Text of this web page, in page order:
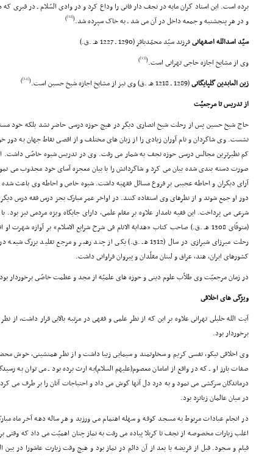
برده است. این استاد گران مایه در نجف دار فانى را وداع کرد و در وادى السّلام ـ در قبرى
و در هر پنجشنبه و جمعه داخل در آن مى شد ـ به خاک سپرده شد.(
[12]
)
سیّد اسدالله اصفهانىفرزند سیّد محمّدباقر (1290 ـ 1227 هـ .ق.)
وى از مشایخ اجازه حاجى تهرانى است.(
[13]
)
زین العابدین گلپایگانى(1289 ـ 1218 هـ .ق) وى نیز از مشایخ اجازه شیخ حسین است. (
[14]
)
از تدریس تا مرجعیّت
حاج شیخ حسین پس از رحلت شیخ انصارى دیگر در هیچ حوزه درسى حاضر نشد بلکه خود
نشست. وى شاگردان و نام آوران زیادى را از زبان هاى مختلف و از اقصى نقاط جهان به
کم نظیرترین مجالس درسى حوزه نجف به شمار مى رفت. وى در تدریس شیوه خاصّى داشت. او
صورت دسته بندى شده بیان مى کرد و شاگردانش را با بیان معجزه آساى خود مجذوب مى
آراى دیگران و احاطه عجیبى بر فروع مسائل فقهیه داشت. شیوه خاص و احاطه وى باعث شده
دور او جمع شوند و از نظرهاى وى استفاده کنند. در اواخر عمر مبارک بجز درس فقه درس
شرعى مى پرداخت. این فقیه نامدار علاوه بر مقام علمى، داراى جایگاه ویژه مردمى نیز
(متوفّاى 1308 هـ .ق.) صاحب کتاب «هدایة الانام فى شرح شرایع الاسلام» بر آوازه
رحلت میرزاى شیرازى در سال (1312 هـ .ق.) یکى از چند رهبر و مرجع
کشورهاى ایران، هند، عراق و لبنان مقلّدان و پیروان فراوانى داشت.
در زمان مرجعیّت وى طلاّب علوم دینى و حوزه هاى علمیّه از مجد و عظمت خاصّى برخوردار
ویژگى هاى اخلاقى
آیت الله خلیلى تهرانى علاوه بر این که از نظر علمى و فقهى در مرتبه بالایى قرار داشت، از
برخوردار بود.
وى اخلاقى نیکو، نفسى کریم و سخاوتمند و سیمایى زیبا داشت و از نظر همنشینى، خوش
صفات بارز او ـ که در واقع از امامان معصوم(علیهم السلام)به ارث برده بود ـ مى توان به
درماندگان سرکشى مى نمود و به درد دل آنها گوش مى داد و احتیاجات آنان را بر طرف مى
در میان عالمان زبانزد بود.
در انجام عبادات مربوط به مسجد کوفه و سهله اهتمام مى ورزید و هر ساله دهه آخر ماه
اغلب زیارات مخصوصه از نجف تا کربلا پیاده مى رفت به نماز چنان اهمیّت مى داد که وقتى
قیام و سجود. قبل از فریضه یا بعد از آن دائم در نماز بود و هیچ وقت زیارت عاشورا در